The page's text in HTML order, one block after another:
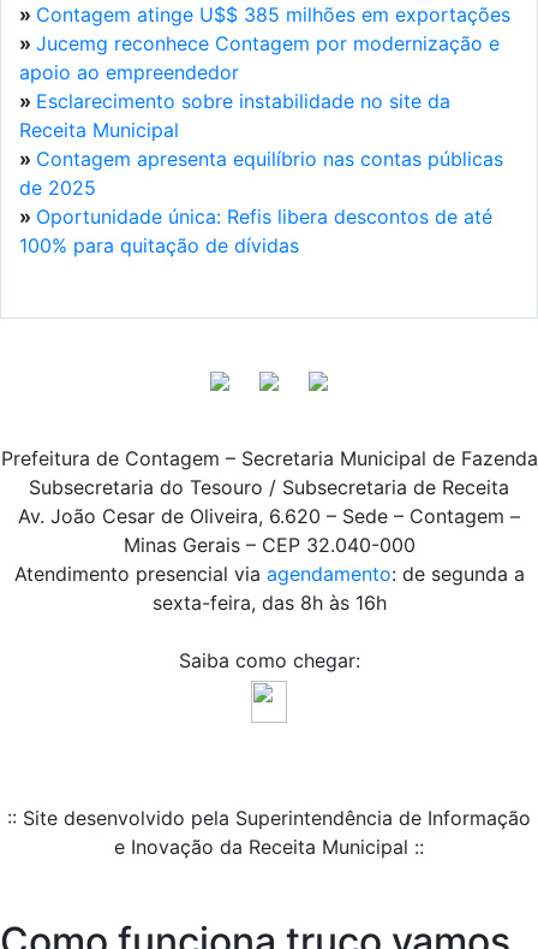
» Contagem atinge U$$ 385 milhões em exportações
» Jucemg reconhece Contagem por modernização e
apoio ao empreendedor
» Esclarecimento sobre instabilidade no site da
Receita Municipal
» Contagem apresenta equilíbrio nas contas públicas
de 2025
» Oportunidade única: Refis libera descontos de até
100% para quitação de dívidas
Prefeitura de Contagem – Secretaria Municipal de Fazenda
Subsecretaria do Tesouro / Subsecretaria de Receita
Av. João Cesar de Oliveira, 6.620 – Sede – Contagem –
Minas Gerais – CEP 32.040-000
Atendimento presencial via agendamento: de segunda a
sexta-feira, das 8h às 16h
Saiba como chegar:
:: Site desenvolvido pela Superintendência de Informação
e Inovação da Receita Municipal ::